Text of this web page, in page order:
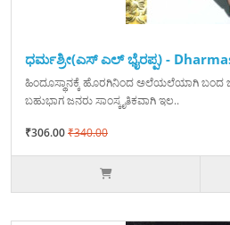
ಧರ್ಮಶ್ರೀ(ಎಸ್ ಎಲ್ ಭೈರಪ್ಪ) -
ಹಿಂದೂಸ್ಥಾನಕ್ಕೆ ಹೊರಗಿನಿಂದ ಅಲೆಯಲೆಯಾಗಿ ಬಂದ
ಬಹುಭಾಗ ಜನರು ಸಾಂಸ್ಕೃತಿಕವಾಗಿ ಇಲ..
₹306.00₹340.00